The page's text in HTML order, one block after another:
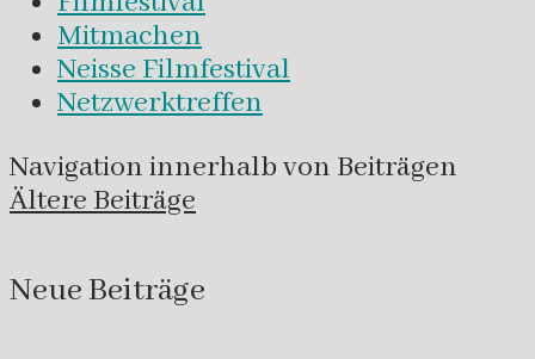
Mitmachen
Neisse Filmfestival
Netzwerktreffen
Navigation innerhalb von Beiträgen
Ältere Beiträge
Neue Beiträge